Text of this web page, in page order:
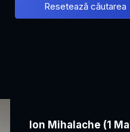
Resetează căutarea
Ion Mihalache (1